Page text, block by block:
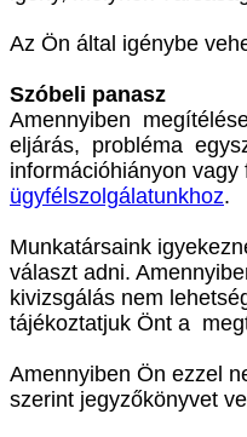
Az Ön által igénybe
Szóbeli panasz
Amennyiben
eljárás, probléma
információhiányon
ügyfélszolgálatunkhoz.
Munkatársaink
választ adni.
kivizsgálás nem
tájékoztatjuk Önt a
Amennyiben Ön ezzel
szerint jegyzőkönyvet